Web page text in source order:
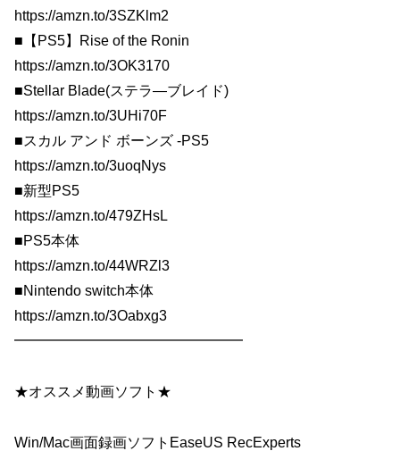
https://amzn.to/3SZKlm2
■【PS5】Rise of the Ronin
https://amzn.to/3OK3170
■Stellar Blade(ステラ―ブレイド)
https://amzn.to/3UHi70F
■スカル アンド ボーンズ -PS5
https://amzn.to/3uoqNys
■新型PS5
https://amzn.to/479ZHsL
■PS5本体
https://amzn.to/44WRZl3
■Nintendo switch本体
https://amzn.to/3Oabxg3
━━━━━━━━━━━━━━━━
★オススメ動画ソフト★
Win/Mac画面録画ソフトEaseUS RecExperts